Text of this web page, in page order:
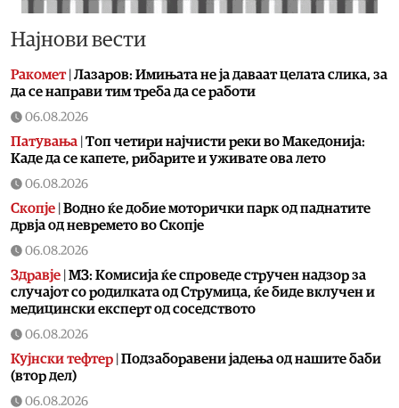
Најнови вести
Ракомет| Лазаров: Имињата не ја даваат целата слика, за
да се направи тим треба да се работи
06.08.2026
Патувања Топ четири најчисти реки во Македонија:
Каде да се капете, рибарите и уживате ова лето
06.08.2026
Скопје Водно ќе добие моторички парк од паднатите
дрвја од невремето во Скопје
06.08.2026
Здравје МЗ: Комисија ќе спроведе стручен надзор за
случајот со родилката од Струмица, ќе биде вклучен и
медицински експерт од соседството
06.08.2026
Кујнски тефтер Подзаборавени јадења од нашите баби
(втор дел)
06.08.2026